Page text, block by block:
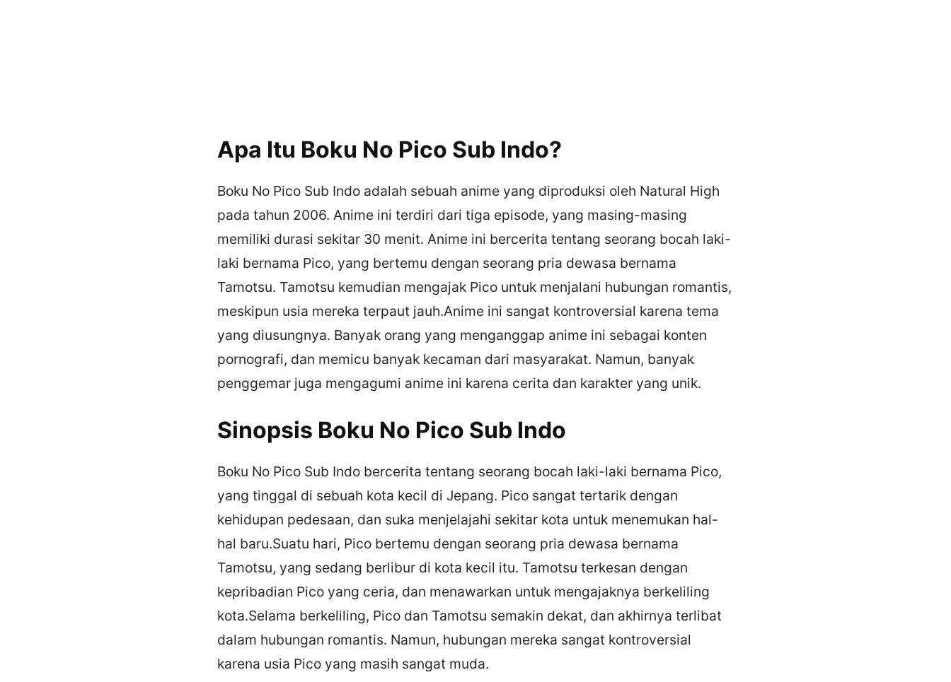
Apa Itu Boku No Pico Sub Indo?
Boku No Pico Sub Indo adalah sebuah anime yang diproduksi oleh Natural High
pada tahun 2006. Anime ini terdiri dari tiga episode, yang masing-masing
memiliki durasi sekitar 30 menit. Anime ini bercerita tentang seorang bocah laki-
laki bernama Pico, yang bertemu dengan seorang pria dewasa bernama
Tamotsu. Tamotsu kemudian mengajak Pico untuk menjalani hubungan romantis,
meskipun usia mereka terpaut jauh.Anime ini sangat kontroversial karena tema
yang diusungnya. Banyak orang yang menganggap anime ini sebagai konten
pornografi, dan memicu banyak kecaman dari masyarakat. Namun, banyak
penggemar juga mengagumi anime ini karena cerita dan karakter yang unik.
Sinopsis Boku No Pico Sub Indo
Boku No Pico Sub Indo bercerita tentang seorang bocah laki-laki bernama Pico,
yang tinggal di sebuah kota kecil di Jepang. Pico sangat tertarik dengan
kehidupan pedesaan, dan suka menjelajahi sekitar kota untuk menemukan hal-
hal baru.Suatu hari, Pico bertemu dengan seorang pria dewasa bernama
Tamotsu, yang sedang berlibur di kota kecil itu. Tamotsu terkesan dengan
kepribadian Pico yang ceria, dan menawarkan untuk mengajaknya berkeliling
kota.Selama berkeliling, Pico dan Tamotsu semakin dekat, dan akhirnya terlibat
dalam hubungan romantis. Namun, hubungan mereka sangat kontroversial
karena usia Pico yang masih sangat muda.